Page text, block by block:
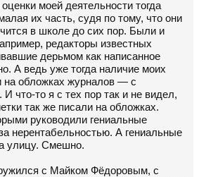
моей деятельности тогда
их часть, судя по тому, что они
в школе до сих пор. Были и
редакторы известных
дерьмом как написанное
А ведь уже тогда наличие моих
на обложках журналов — с
И что-то я с тех пор так и не видел,
так же писали на обложках.
руководили гениальные
нерентабельностью. А гениальные
улицу. Смешно.
с Майком Фёдоровым, с